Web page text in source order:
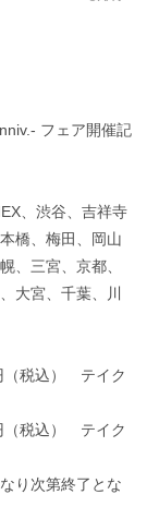
フェア開催記
、渋谷、吉祥寺
橋、梅田、岡山
、三宮、京都、
大宮、千葉、川
（税込） テイク
（税込） テイク
り次第終了とな